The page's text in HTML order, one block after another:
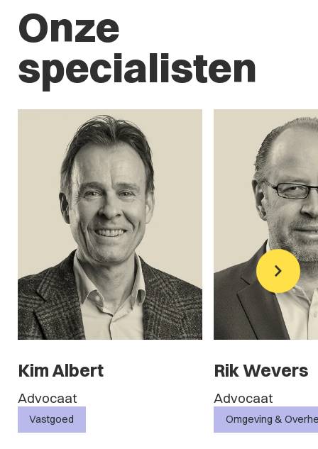
Onze
specialisten
Rik Wevers
Advocaat
Omgeving & Overheid
Tom
Advocaat
Corporate &